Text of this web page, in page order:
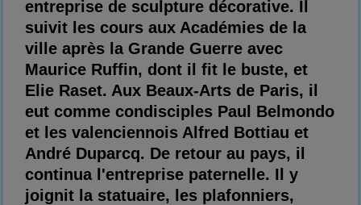
entreprise de sculpture décorative. Il
suivit les cours aux Académies de la
ville après la Grande Guerre avec
Maurice Ruffin, dont il fit le buste, et
Elie Raset. Aux Beaux-Arts de Paris, il
eut comme condisciples Paul Belmondo
et les valenciennois Alfred Bottiau et
André Duparcq. De retour au pays, il
continua l'entreprise paternelle. Il y
joignit la statuaire, les plafonniers,